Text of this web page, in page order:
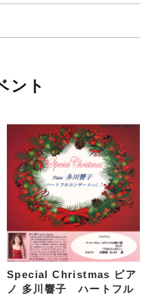
ント
Special Christmas ピア
ノ 多川響子 ハートフル